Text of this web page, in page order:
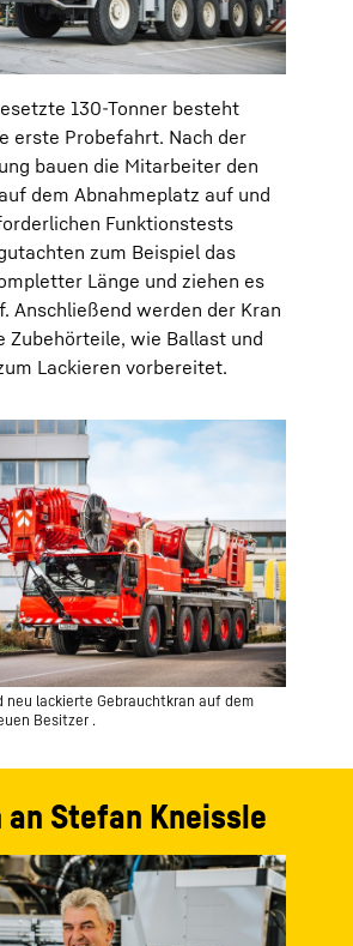
130-Tonner besteht
erste Probefahrt. Nach der
bauen die Mitarbeiter den
auf dem Abnahmeplatz auf und
Funktionstests
zum Beispiel das
Länge und ziehen es
Anschließend werden der Kran
Zubehörteile, wie Ballast und
Lackieren vorbereitet.
neu lackierte Gebrauchtkran auf dem
Besitzer .
an Stefan Kneissle